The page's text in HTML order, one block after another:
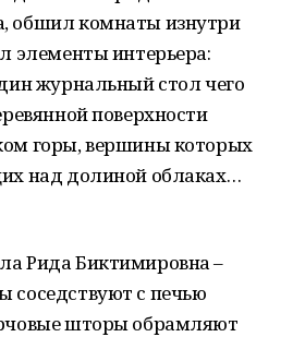
обшил комнаты изнутри
элементы интерьера:
журнальный стол чего
поверхности
горы, вершины которых
над долиной облаках…
Рида Биктимировна –
соседствуют с печью
шторы обрамляют